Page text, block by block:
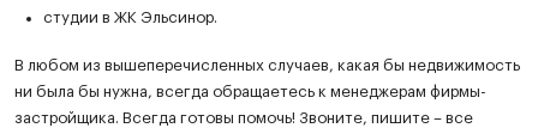
студии в ЖК Эльсинор.
В любом из вышеперечисленных случаев, какая бы недвижимость
ни была бы нужна, всегда обращаетесь к менеджерам фирмы-
застройщика. Всегда готовы помочь! Звоните, пишите – все